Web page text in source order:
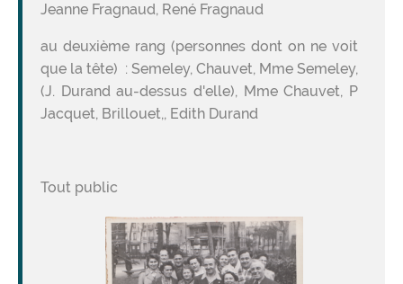
Jeanne Fragnaud, René Fragnaud
au deuxième rang (personnes dont on ne voit
que la tête) : Semeley, Chauvet, Mme Semeley,
(J. Durand au-dessus d'elle), Mme Chauvet, P
Jacquet, Brillouet,, Edith Durand
Tout public